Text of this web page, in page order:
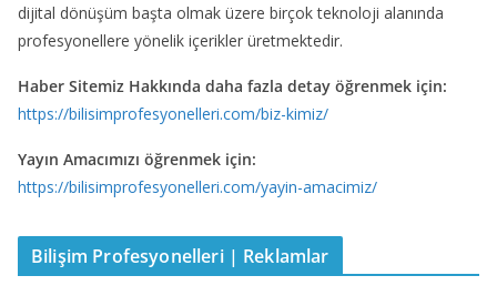
dijital dönüşüm başta olmak üzere birçok teknoloji alanında
profesyonellere yönelik içerikler üretmektedir.
Haber Sitemiz Hakkında daha fazla detay öğrenmek için:
https://bilisimprofesyonelleri.com/biz-kimiz/
Yayın Amacımızı öğrenmek için:
https://bilisimprofesyonelleri.com/yayin-amacimiz/
Bilişim Profesyonelleri | Reklamlar